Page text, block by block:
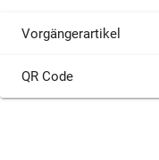
Vorgängerartikel
QR Code